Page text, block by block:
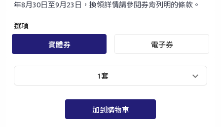
年8月30日至9月23日，換領詳情請參閱券背列明的條款。
選項
實體券 電子券
1套
加到購物車